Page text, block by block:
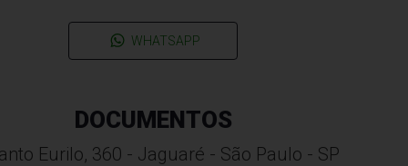
WHATSAPP
DOCUMENTOS
Eurilo, 360 - Jaguaré - São Paulo - SP